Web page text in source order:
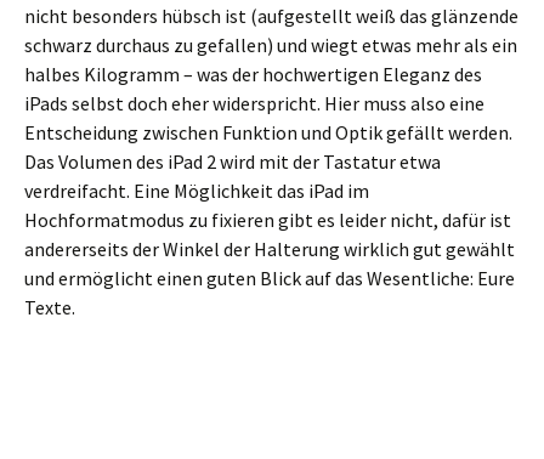
nicht besonders hübsch ist (aufgestellt weiß das glänzende
schwarz durchaus zu gefallen) und wiegt etwas mehr als ein
halbes Kilogramm – was der hochwertigen Eleganz des
iPads selbst doch eher widerspricht. Hier muss also eine
Entscheidung zwischen Funktion und Optik gefällt werden.
Das Volumen des iPad 2 wird mit der Tastatur etwa
verdreifacht. Eine Möglichkeit das iPad im
Hochformatmodus zu fixieren gibt es leider nicht, dafür ist
andererseits der Winkel der Halterung wirklich gut gewählt
und ermöglicht einen guten Blick auf das Wesentliche: Eure
Texte.